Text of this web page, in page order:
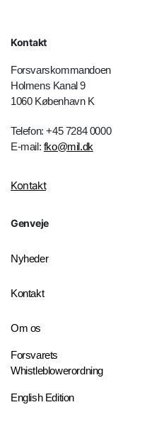
Kontakt
Forsvarskommandoen
Holmens Kanal 9
1060 København K
Telefon: +45 7284 0000
E-mail: fko@mil.dk
Kontakt
Genveje
Nyheder
Kontakt
Om os
Forsvarets
Whistleblowerordning
English Edition